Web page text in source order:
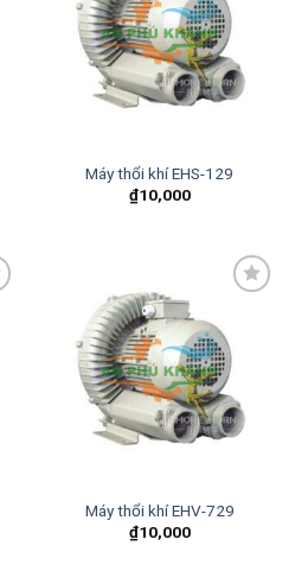
Add to
wishlist
Máy thổi khí EHS-129
₫10,000
Add to
wishlist
Máy thổi khí EHV-729
₫10,000